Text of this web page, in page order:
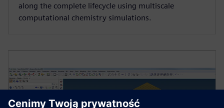
along the complete lifecycle using multiscale
computational chemistry simulations.